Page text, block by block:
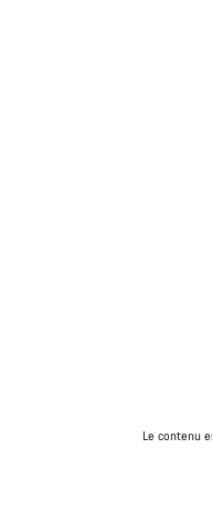
Le contenu